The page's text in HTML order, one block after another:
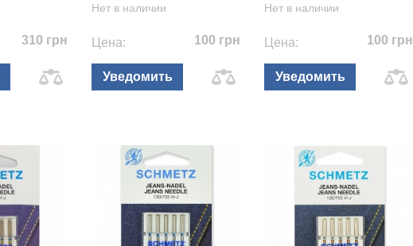
310 грн
Нет в наличии
Цена: 100 грн
Уведомить
Нет в наличии
Цена: 100 грн
Уведомить